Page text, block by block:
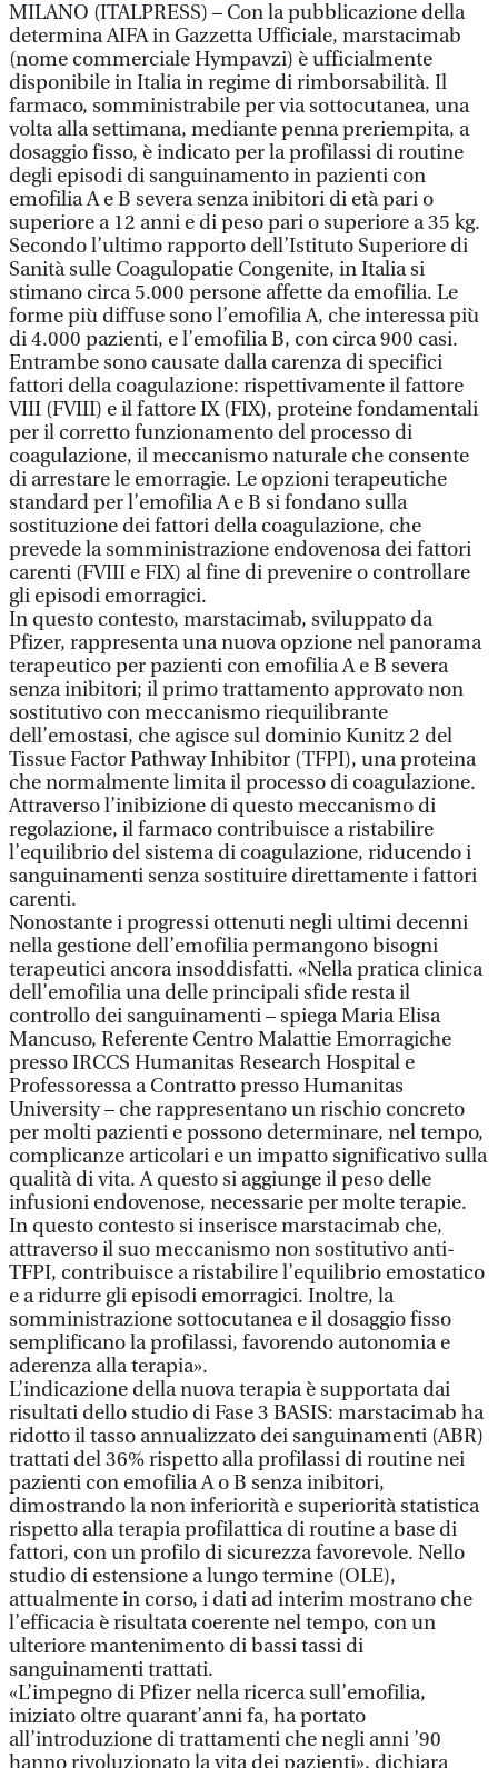
MILANO (ITALPRESS) – Con la pubblicazione della
determina AIFA in Gazzetta Ufficiale, marstacimab
(nome commerciale Hympavzi) è ufficialmente
disponibile in Italia in regime di rimborsabilità. Il
farmaco, somministrabile per via sottocutanea, una
volta alla settimana, mediante penna preriempita, a
dosaggio fisso, è indicato per la profilassi di routine
degli episodi di sanguinamento in pazienti con
emofilia A e B severa senza inibitori di età pari o
superiore a 12 anni e di peso pari o superiore a 35 kg.
Secondo l’ultimo rapporto dell’Istituto Superiore di
Sanità sulle Coagulopatie Congenite, in Italia si
stimano circa 5.000 persone affette da emofilia. Le
forme più diffuse sono l’emofilia A, che interessa più
di 4.000 pazienti, e l’emofilia B, con circa 900 casi.
Entrambe sono causate dalla carenza di specifici
fattori della coagulazione: rispettivamente il fattore
VIII (FVIII) e il fattore IX (FIX), proteine fondamentali
per il corretto funzionamento del processo di
coagulazione, il meccanismo naturale che consente
di arrestare le emorragie. Le opzioni terapeutiche
standard per l’emofilia A e B si fondano sulla
sostituzione dei fattori della coagulazione, che
prevede la somministrazione endovenosa dei fattori
carenti (FVIII e FIX) al fine di prevenire o controllare
gli episodi emorragici.
In questo contesto, marstacimab, sviluppato da
Pfizer, rappresenta una nuova opzione nel panorama
terapeutico per pazienti con emofilia A e B severa
senza inibitori; il primo trattamento approvato non
sostitutivo con meccanismo riequilibrante
dell’emostasi, che agisce sul dominio Kunitz 2 del
Tissue Factor Pathway Inhibitor (TFPI), una proteina
che normalmente limita il processo di coagulazione.
Attraverso l’inibizione di questo meccanismo di
regolazione, il farmaco contribuisce a ristabilire
l’equilibrio del sistema di coagulazione, riducendo i
sanguinamenti senza sostituire direttamente i fattori
carenti.
Nonostante i progressi ottenuti negli ultimi decenni
nella gestione dell’emofilia permangono bisogni
terapeutici ancora insoddisfatti. «Nella pratica clinica
dell’emofilia una delle principali sfide resta il
controllo dei sanguinamenti – spiega Maria Elisa
Mancuso, Referente Centro Malattie Emorragiche
presso IRCCS Humanitas Research Hospital e
Professoressa a Contratto presso Humanitas
University – che rappresentano un rischio concreto
per molti pazienti e possono determinare, nel tempo,
complicanze articolari e un impatto significativo sulla
qualità di vita. A questo si aggiunge il peso delle
infusioni endovenose, necessarie per molte terapie.
In questo contesto si inserisce marstacimab che,
attraverso il suo meccanismo non sostitutivo anti-
TFPI, contribuisce a ristabilire l’equilibrio emostatico
e a ridurre gli episodi emorragici. Inoltre, la
somministrazione sottocutanea e il dosaggio fisso
semplificano la profilassi, favorendo autonomia e
aderenza alla terapia».
L’indicazione della nuova terapia è supportata dai
risultati dello studio di Fase 3 BASIS: marstacimab ha
ridotto il tasso annualizzato dei sanguinamenti (ABR)
trattati del 36% rispetto alla profilassi di routine nei
pazienti con emofilia A o B senza inibitori,
dimostrando la non inferiorità e superiorità statistica
rispetto alla terapia profilattica di routine a base di
fattori, con un profilo di sicurezza favorevole. Nello
studio di estensione a lungo termine (OLE),
attualmente in corso, i dati ad interim mostrano che
l’efficacia è risultata coerente nel tempo, con un
ulteriore mantenimento di bassi tassi di
sanguinamenti trattati.
«L’impegno di Pfizer nella ricerca sull’emofilia,
iniziato oltre quarant’anni fa, ha portato
all’introduzione di trattamenti che negli anni ’90
hanno rivoluzionato la vita dei pazienti», dichiara